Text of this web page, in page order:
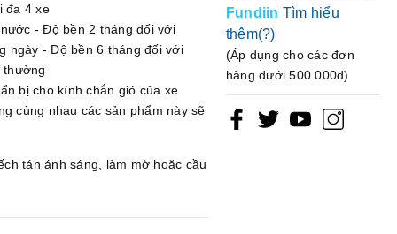
đa 4 xe
- Độ bền 2 tháng đối với
ngày - Độ bền 6 tháng đối với
thường
bị cho kính chắn gió của xe
cùng nhau các sản phẩm này sẽ
tán ánh sáng, làm mờ hoặc cầu
Fundiin Tìm hiểu
thêm(?)
(Áp dụng cho các đơn
hàng dưới 500.000đ)